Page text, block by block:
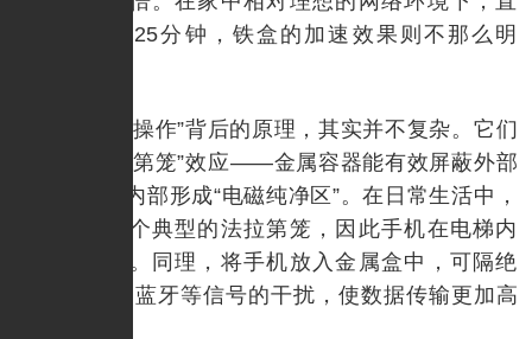
接传输耗时25分钟，铁盒的加速效果则不那么明
这些“骚操作”背后的原理，其实并不复杂。它们
利用了“法拉第笼”效应——金属容器能有效屏蔽外部
电磁波，使内部形成“电磁纯净区”。在日常生活中，
电梯就是一个典型的法拉第笼，因此手机在电梯内
信号会变差。同理，将手机放入金属盒中，可隔绝
外部Wi-Fi、蓝牙等信号的干扰，使数据传输更加高